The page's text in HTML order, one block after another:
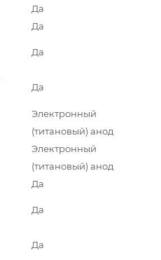
Да
Да
Да
Да
Электронный
(титановый) анод
Электронный
(титановый) анод
Да
Да
Да